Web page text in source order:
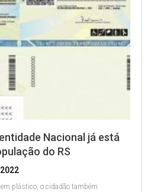
Nacional já está
do RS
plástico, o cidadão também